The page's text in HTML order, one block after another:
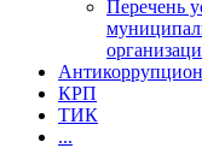
Перечень
КРП
ТИК
...